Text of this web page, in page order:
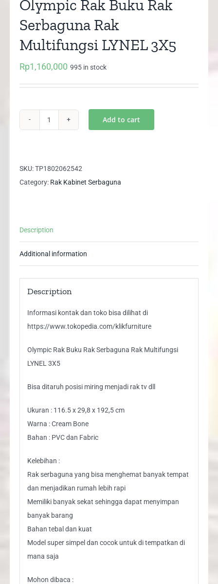
Olympic Rak Buku Rak
Serbaguna Rak
Multifungsi LYNEL 3X5
Rp1,160,000 995 in stock
Rak
Serbaguna
3X5
Add to cart
SKU:TP1802062542
Category: Rak Kabinet Serbaguna
Description
Additional information
Description
Informasi kontak dan toko bisa dilihat di
https://www.tokopedia.com/klikfurniture
Olympic Rak Buku Rak Serbaguna Rak Multifungsi
LYNEL 3X5
Bisa ditaruh posisi miring menjadi rak tv dll
Ukuran : 116.5 x 29,8 x 192,5 cm
Warna : Cream Bone
Bahan : PVC dan Fabric
Kelebihan :
Rak serbaguna yang bisa menghemat banyak tempat
dan menjadikan rumah lebih rapi
Memiliki banyak sekat sehingga dapat menyimpan
banyak barang
Bahan tebal dan kuat
Model super simpel dan cocok untuk di tempatkan di
mana saja
Mohon dibaca :